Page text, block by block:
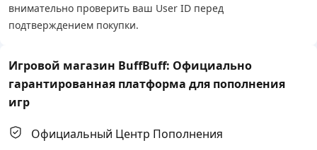
внимательно проверить ваш User ID перед
подтверждением покупки.
Игровой магазин BuffBuff: Официально
гарантированная платформа для пополнения
игр
Официальный Центр Пополнения